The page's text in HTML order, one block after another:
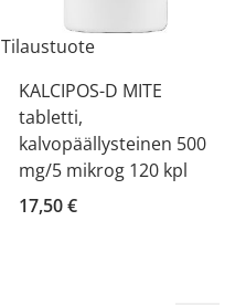
Tilaustuote
KALCIPOS-D MITE
tabletti,
kalvopäällysteinen 500
mg/5 mikrog 120 kpl
17,50 €